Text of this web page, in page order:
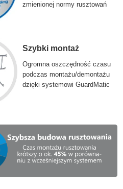
zmienionej normy rusztowań
Szybki montaż
Ogromna oszczędność czasu
podczas montażu/demontażu
dzięki systemowi GuardMatic